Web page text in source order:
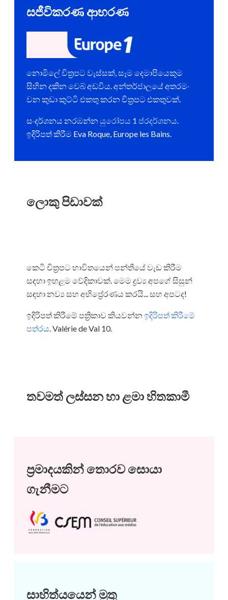
සජීවිකරණ ආභරණ
නොමිලේ චිත්‍රපට වැස්සක්, සෑම දෙමාපියෙකුම
සිහින දකින වෙබ් අඩවිය. අන්තර්ජාලයේ අතරමං
වන කුඩා කුට්ටි එකතු කරන චිත්‍රපට එකතුවක්.
සංදර්ශනය නරඹන්න යුරෝපය 1 ප්රදර්ශනය.
ඉදිරිපත් කිරීම Eva Roque, Europe les Bains.
ලොකු පිඩාවක්
කෙටි චිත්‍රපට භාවිතයෙන් පන්තියේ වැඩ කිරීම
සඳහා ඉහළම වේදිකාවක්. මෙම ද්‍රව්‍ය අපගේ සිසුන්
සඳහා නව්‍ය සහ අභිප්‍රේරණය කරයි... සහ අපටද!
ඉදිරිපත් කිරීමේ පත්‍රිකාව කියවන්න ඉදිරිපත් කිරීමේ
පත්රය. Valérie de Val 10.
තවමත් ලස්සන හා ළමා හිතකාමී
ප්‍රමාදයකින් තොරව සොයා
ගැනීමට
සාහිත්යයෙන් මුතු